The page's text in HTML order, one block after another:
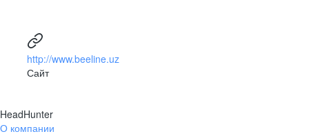
http://www.beeline.uz
Сайт
HeadHunter
О компании